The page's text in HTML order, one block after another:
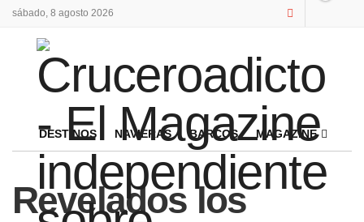
sábado, 8 agosto 2026
DESTINOS NAVIERAS BARCOS MAGAZINE
Revelados los